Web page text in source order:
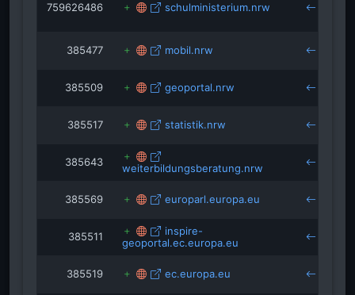
759626486 schulministerium.nrw
385477 mobil.nrw
385509 geoportal.nrw
385517 statistik.nrw
385643 weiterbildungsberatung.nrw
385569 europarl.europa.eu
385511
inspire-
geoportal.ec.europa.eu
385519 ec.europa.eu